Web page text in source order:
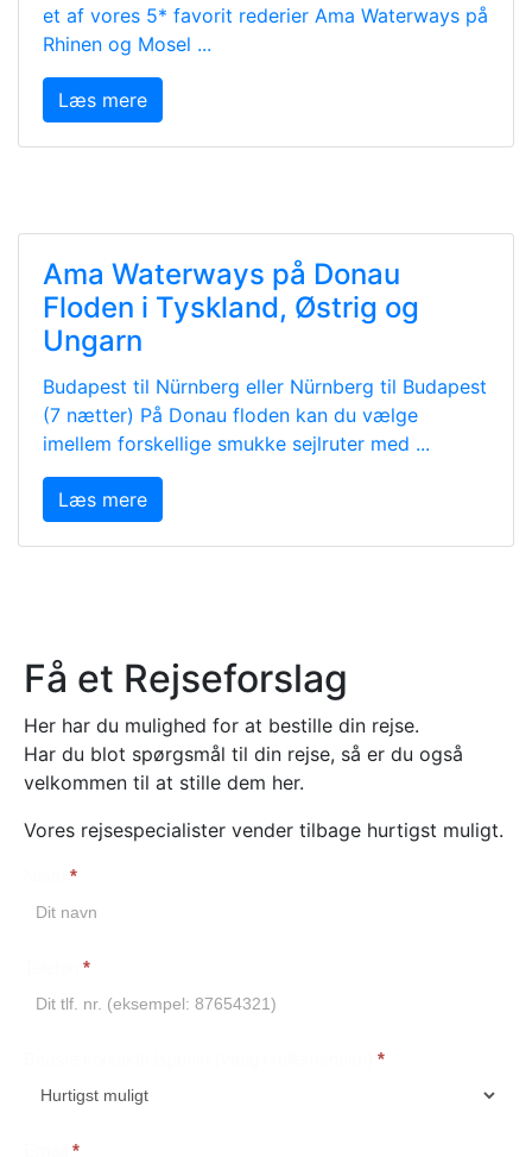
et af vores 5* favorit rederier Ama Waterways på
Rhinen og Mosel ...
Læs mere
Ama Waterways på Donau
Floden i Tyskland, Østrig og
Ungarn
Budapest til Nürnberg eller Nürnberg til Budapest
(7 nætter) På Donau floden kan du vælge
imellem forskellige smukke sejlruter med ...
Læs mere
Få et Rejseforslag
Her har du mulighed for at bestille din rejse.
Har du blot spørgsmål til din rejse, så er du også
velkommen til at stille dem her.
Vores rejsespecialister vender tilbage hurtigst muligt.
Booking
*
*
*
*